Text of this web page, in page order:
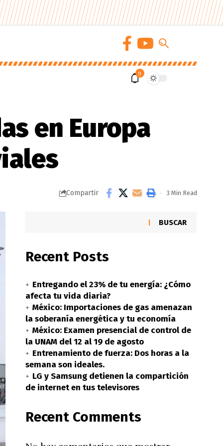
9
en Europa
Compartir 3 Min Read
BUSCAR
Recent Posts
Entregando el 23% de tu energía: ¿Cómo
afecta tu vida diaria?
México: Importaciones de gas amenazan
la soberanía energética y tu economía
México: Examen presencial de control de
la UNAM del 12 al 19 de agosto
Entrenamiento de fuerza: Dos horas a la
semana son ideales.
LG y Samsung detienen la compartición
de internet en tus televisores
Recent Comments